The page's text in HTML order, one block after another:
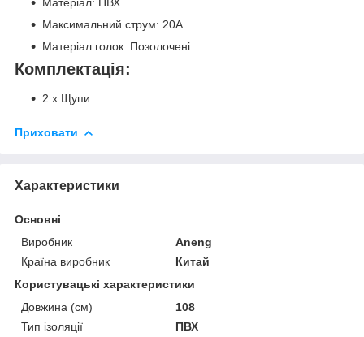
Матеріал: ПВХ
Максимальний струм: 20A
Матеріал голок: Позолочені
Комплектація:
2 х Щупи
Приховати
Характеристики
Основні
Виробник
Aneng
Країна виробник
Китай
Користувацькi характеристики
Довжина (см)
108
Тип ізоляції
ПВХ